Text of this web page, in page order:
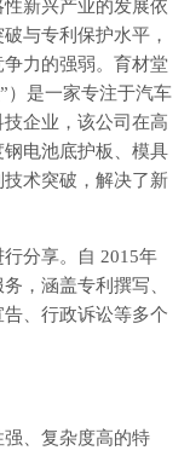
新兴产业的发展依
与专利保护水平，
力的强弱。育材堂
）是一家专注于汽车
企业，该公司在高
电池底护板、模具
术突破，解决了新
分享。自 2015年
，涵盖专利撰写、
、行政诉讼等多个
、复杂度高的特